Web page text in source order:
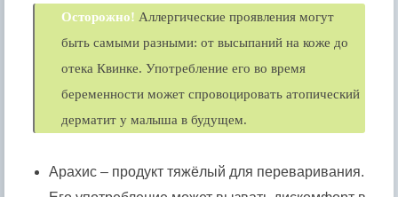
Осторожно! Аллергические проявления могут
быть самыми разными: от высыпаний на коже до
отека Квинке. Употребление его во время
беременности может спровоцировать атопический
дерматит у малыша в будущем.
Арахис – продукт тяжёлый для переваривания.